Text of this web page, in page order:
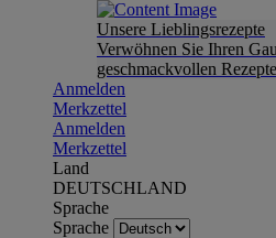
Unsere Lieblingsrezepte
Verwöhnen Sie Ihren
geschmackvollen
Anmelden
Merkzettel
Anmelden
Merkzettel
Land
DEUTSCHLAND
Sprache
Sprache